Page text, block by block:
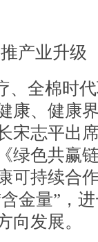
产业升级
、全棉时
康、健康
宋志平出
绿色共赢
可持续合
金量”，
向发展。